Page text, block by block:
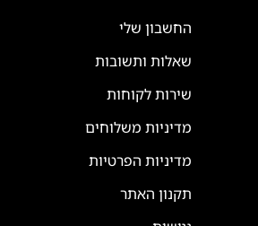
החשבון שלי
שאלות ותשובות
שירות לקוחות
מדיניות משלוחים
מדיניות הפרטיות
תקנון האתר